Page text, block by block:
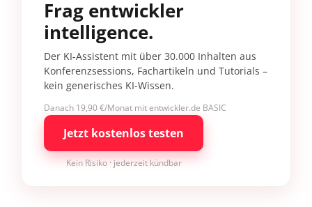
Frag entwickler
intelligence.
Der KI-Assistent mit über 30.000 Inhalten aus
Konferenzsessions, Fachartikeln und Tutorials –
kein generisches KI-Wissen.
Danach 19,90 €/Monat mit entwickler.de BASIC
Jetzt kostenlos testen
Kein Risiko · jederzeit kündbar